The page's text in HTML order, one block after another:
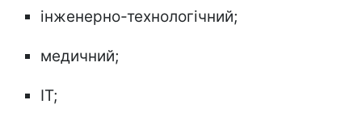
інженерно-технологічний;
медичний;
IT;